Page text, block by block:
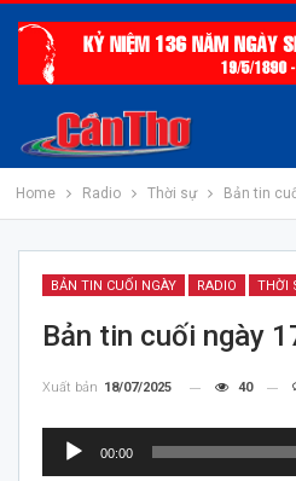
Home Radio Thời sự Bản tin
BẢN TIN CUỐI NGÀY RADIO THỜI
Bản tin cuối ngày
Xuất bản 18/07/2025 40
Trình
00:00